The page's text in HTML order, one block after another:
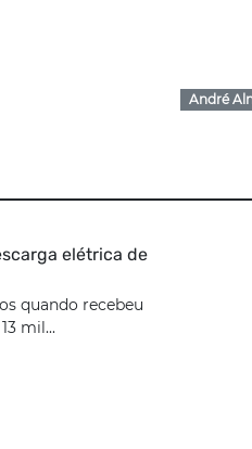
André
elétrica de
quando recebeu
mil...